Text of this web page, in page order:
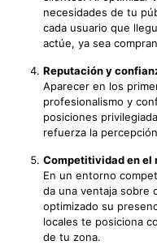
necesidades de tu
cada usuario que
actúe, ya sea
Reputación y
Aparecer en los
profesionalismo y
posiciones
refuerza la
Competitividad en el
En un entorno
da una ventaja sobre
optimizado su
locales te posiciona
de tu zona.